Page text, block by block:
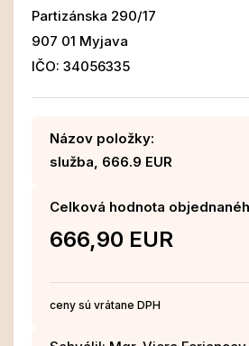
Partizánska 290/17
907 01 Myjava
IČO: 34056335
Názov položky:
služba, 666.9 EUR
Celková hodnota
666,90 EUR
ceny sú vrátane DPH